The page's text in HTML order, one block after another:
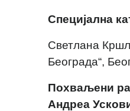
Специјална
Светлана
Београда“,
Похваљени
Андреа